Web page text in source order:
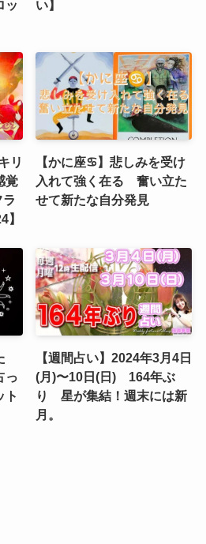
ッ
い】
リ
覚
【かに座♋】悲しみを受け
入れて強く在る 奮い立た
せて新たな自分発見
っ
ト
【週間占い】2024年3月4日
(月)〜10日(日) 164年ぶ
り 星が集結！週末には新
月。